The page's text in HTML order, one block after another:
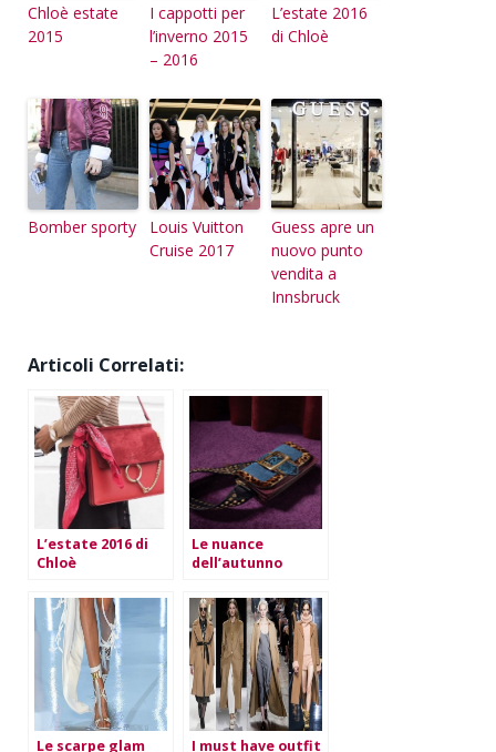
Chloè estate
2015
I cappotti per
l’inverno 2015
– 2016
L’estate 2016
di Chloè
Bomber sporty
Louis Vuitton
Cruise 2017
Guess apre un
nuovo punto
vendita a
Innsbruck
Articoli Correlati:
L’estate 2016 di
Chloè
Le nuance
dell’autunno
Le scarpe glam I must have outfit